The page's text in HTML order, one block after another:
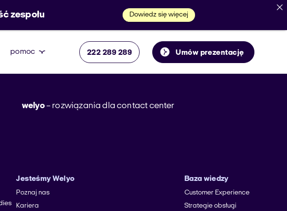
pomoc 222 289 289 Umów prezentację
welyo– rozwiązania dla contact center
Jesteśmy Welyo
Poznaj nas
Kariera
Baza wiedzy
Customer Experience
Strategie obsługi
zespołu Dowiedz się więcej